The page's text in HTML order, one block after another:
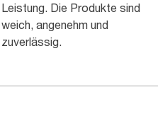
Leistung. Die Produkte sind
weich, angenehm und
zuverlässig.